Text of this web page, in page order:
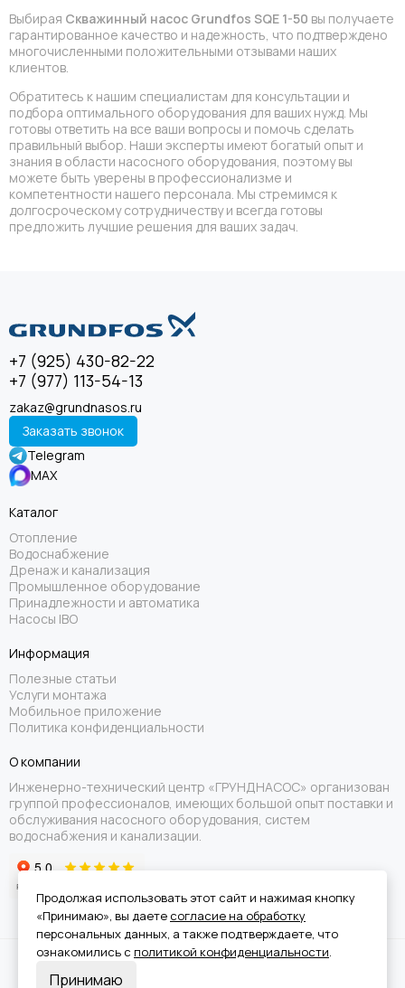
Выбирая Скважинный насос Grundfos SQE 1-50 вы получаете
гарантированное качество и надежность, что подтверждено
многочисленными положительными отзывами наших
клиентов.
Обратитесь к нашим специалистам для консультации и
подбора оптимального оборудования для ваших нужд. Мы
готовы ответить на все ваши вопросы и помочь сделать
правильный выбор. Наши эксперты имеют богатый опыт и
знания в области насосного оборудования, поэтому вы
можете быть уверены в профессионализме и
компетентности нашего персонала. Мы стремимся к
долгосроческому сотрудничеству и всегда готовы
предложить лучшие решения для ваших задач.
+7 (925) 430-82-22
+7 (977) 113-54-13
zakaz@grundnasos.ru
Заказать звонок
Telegram
MAX
Каталог
Отопление
Водоснабжение
Дренаж и канализация
Промышленное оборудование
Принадлежности и автоматика
Насосы IBO
Информация
Полезные статьи
Услуги монтажа
Мобильное приложение
Политика конфиденциальности
О компании
Инженерно-технический центр «ГРУНДНАСОС» организован
группой профессионалов, имеющих большой опыт поставки и
обслуживания насосного оборудования, систем
водоснабжения и канализации.
Продолжая использовать этот сайт и нажимая кнопку
«Принимаю», вы даете согласие на обработку
персональных данных, а также подтверждаете, что
ознакомились с политикой конфиденциальности.
Принимаю